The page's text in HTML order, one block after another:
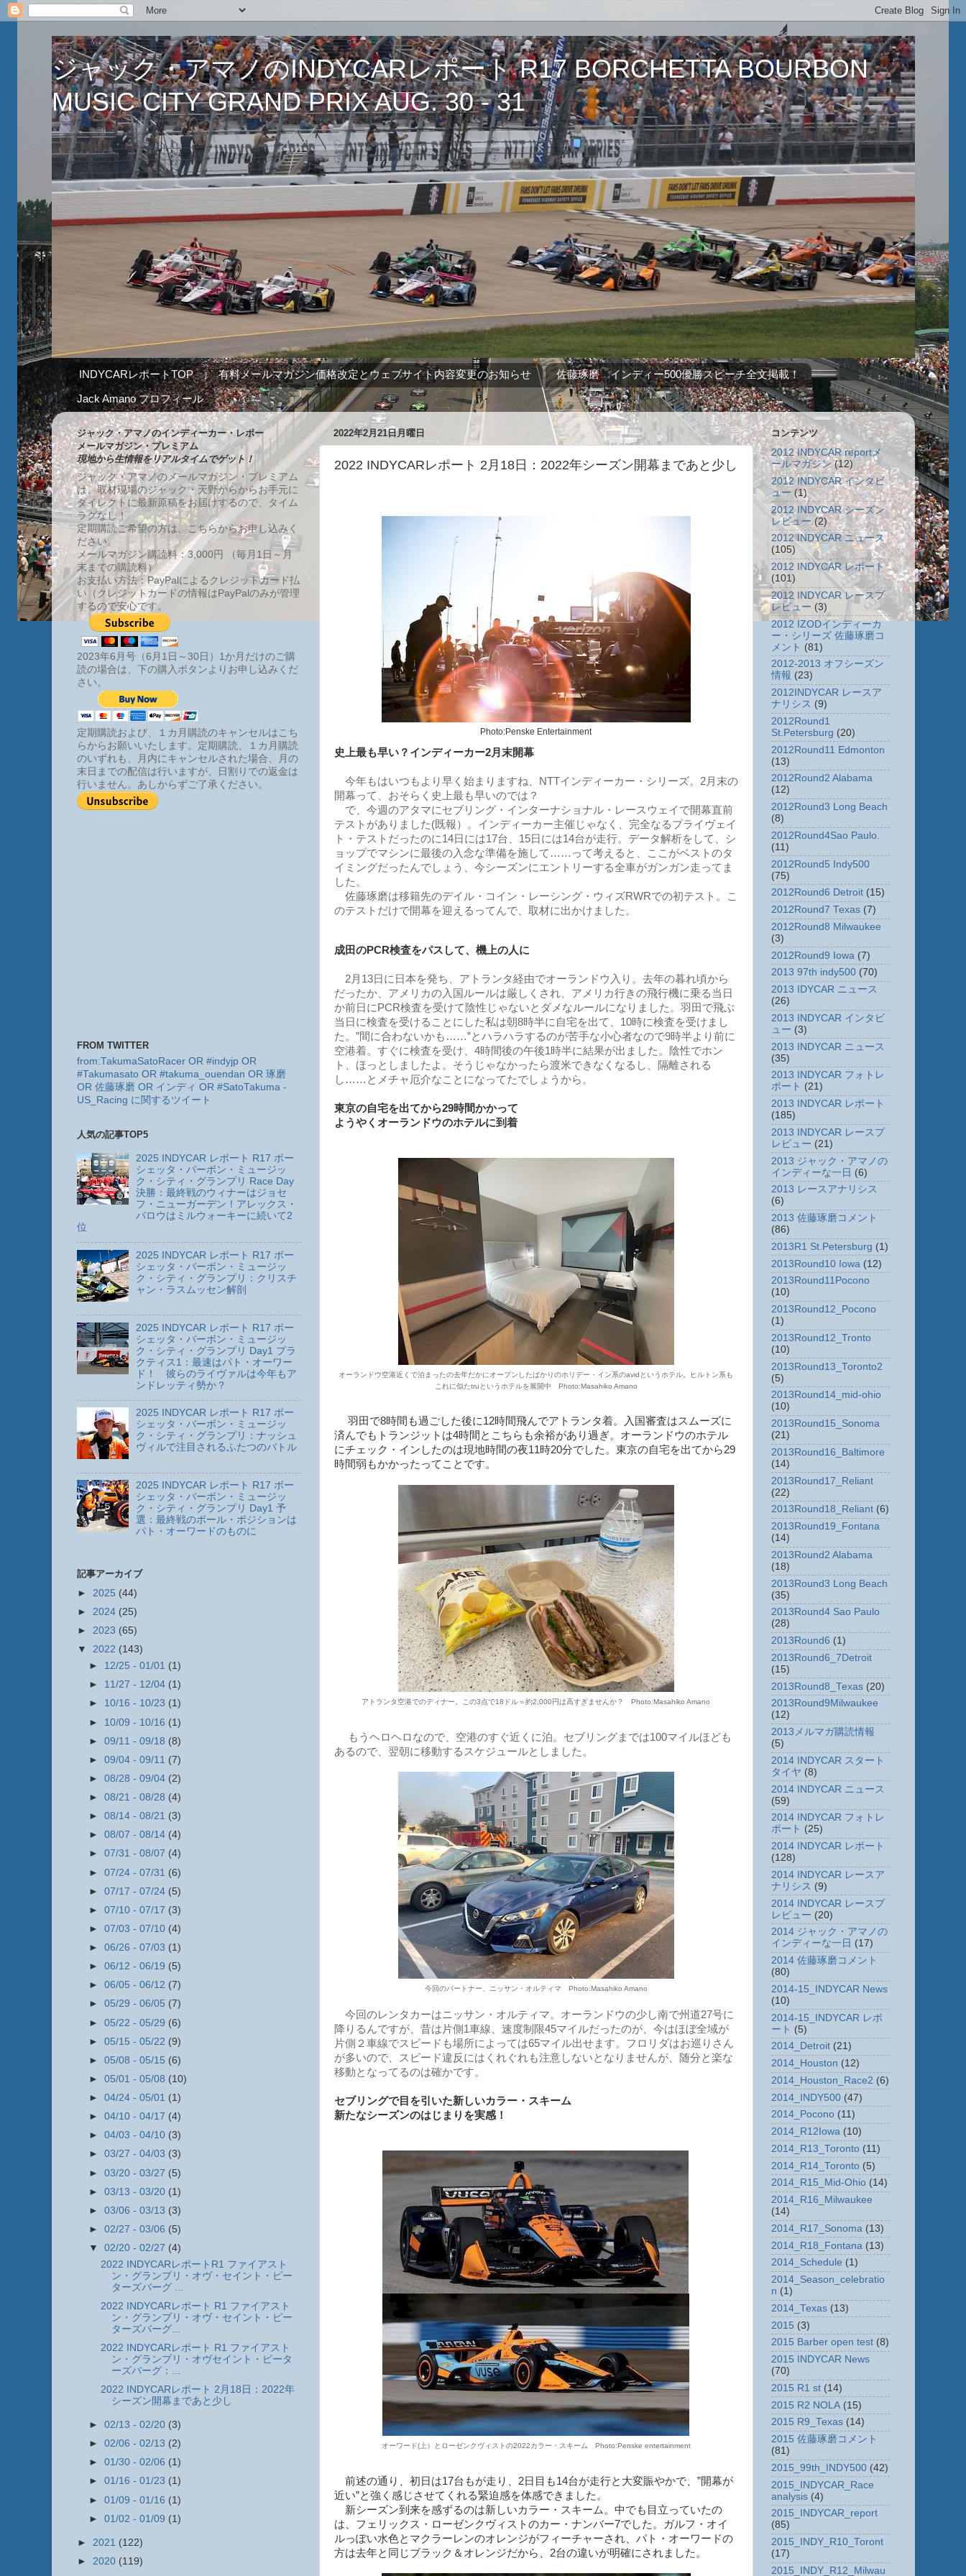
ジャック・アマノのINDYCARレポート R17 BORCHETTA BOURBON
MUSIC CITY GRAND PRIX AUG. 30 - 31
INDYCARレポートTOP 有料メールマガジン価格改定とウェブサイト内容変更のお知らせ
佐藤琢磨 インディー500優勝スピーチ全文掲載！
Jack Amano プロフィール
2022年2月21日月曜日
2022 INDYCARレポート 2月18日：2022年シーズン開幕まであと少し
Photo:Penske Entertainment
史上最も早い？インディーカー2月末開幕
今年もはいつもより早く始まりますね、NTTインディーカー・シリーズ。2月末の
開幕って、おそらく史上最も早いのでは？
で、今週のアタマにセブリング・インターナショナル・レースウェイで開幕直前
テストがありました(既報）。インディーカー主催じゃなく、完全なるプライヴェイ
ト・テストだったのに14日には17台、15日には14台が走行。データ解析をして、シ
ョップでマシンに最後の入念な準備を施して……って考えると、ここがベストのタ
イミングだったんでしょう、今シーズンにエントリーする全車がガンガン走ってま
した。
佐藤琢磨は移籍先のデイル・コイン・レーシング・ウィズRWRでの初テスト。こ
のテストだけで開幕を迎えるってんで、取材に出かけました。
成田のPCR検査をパスして、機上の人に
2月13日に日本を発ち、アトランタ経由でオーランドウ入り。去年の暮れ頃から
だったか、アメリカの入国ルールは厳しくされ、アメリカ行きの飛行機に乗る当日
か前日にPCR検査を受けて陰性じゃないとダメなルールになりました。羽田で飛ぶ
当日に検査を受けることにした私は朝8時半に自宅を出て、10時に検査を受けまし
た。”間に合わないかも……”とハラハラするのが苦手な小心者なので9時半より前に
空港着。すぐに検査を受け、4時間後の午後1時半に結果が出ました。陰性でホン
ト、ほっとしましたよ。そうじゃなかったら渡米できなくなるし、隔離される
し……とメチャ厄介なことになってたでしょうから。
東京の自宅を出てから29時間かかって
ようやくオーランドウのホテルに到着
オーランドウ空港近くで泊まったの去年だかにオープンしたばかりのホリデー・イン系のavidというホテル。ヒルトン系も
これに似たtruというホテルを展開中 Photo:Masahiko Amano
羽田で8時間も過ごした後に12時間飛んでアトランタ着。入国審査はスムーズに
済んでもトランジットは4時間とこちらも余裕があり過ぎ。オーランドウのホテル
にチェック・インしたのは現地時間の夜11時20分でした。東京の自宅を出てから29
時間弱もかかったってことです。
アトランタ空港でのディナー。この3点で18ドル＝約2,000円は高すぎませんか？ Photo:Masahiko Amano
もうヘロヘロなので、空港のすぐ近くに泊。セブリングまでは100マイルほども
あるので、翌朝に移動するスケジュールとしました。
今回のパートナー、ニッサン・オルティマ Photo:Masahiko Amano
今回のレンタカーはニッサン・オルティマ。オーランドウの少し南で州道27号に
降りるんですが、昔は片側1車線、速度制限45マイルだったのが、今はほぼ全域が
片側２車線でスピードも場所によっては65マイル出せます。フロリダはお巡りさん
が多いので、スピード違反にはくれぐれも注意しないとなりませんが、随分と楽な
移動となってるのは確かです。
セブリングで目を引いた新しいカラー・スキーム
新たなシーズンのはじまりを実感！
オーワード(上）とローゼンクヴィストの2022カラー・スキーム Photo:Penske entertainment
前述の通り、初日は17台もが走り、2日目も14台が走行と大変賑やかで、”開幕が
近い”と強く感じさせてくれる緊迫感を体感できました。
新シーズン到来を感ずるのは新しいカラー・スキーム。中でも目立っていたの
は、フェリックス・ローゼンクヴィストのカー・ナンバー7でした。ガルフ・オイ
ルっぽい水色とマクラーレンのオレンジがフィーチャーされ、パト・オーワードの
方は去年と同じブラック＆オレンジだから、2台の違いが明確にされました。
ジャック・アマノのインディーカー・レポー
メールマガジン・プレミアム
現地から生情報をリアルタイムでゲット！
ジャック・アマノのメールマガジン・プレミアム
は、取材現場のジャック・天野からからお手元に
ダイレクトに最新原稿をお届けするので、タイム
ラグなし！
定期購読ご希望の方は、こちらからお申し込みく
ださい。
メールマガジン購読料：3,000円 （毎月1日～月
末までの購読料）
お支払い方法：PayPalによるクレジットカード払
い（クレジットカードの情報はPayPalのみが管理
するので安心です。
2023年6月号（6月1日～30日）1か月だけのご購
読の場合は、下の購入ボタンよりお申し込みくだ
さい。
定期購読および、１カ月購読のキャンセルはこち
らからお願いいたします。定期購読、１カ月購読
のいずれも、月内にキャンセルされた場合、月の
末日までの配信は行いますが、日割りでの返金は
行いません。あしからずご了承ください。
FROM TWITTER
from:TakumaSatoRacer OR #indyjp OR
#Takumasato OR #takuma_ouendan OR 琢磨
OR 佐藤琢磨 OR インディ OR #SatoTakuma -
US_Racing に関するツイート
人気の記事TOP5
2025 INDYCAR レポート R17 ボー
シェッタ・バーボン・ミュージッ
ク・シティ・グランプリ Race Day
決勝：最終戦のウィナーはジョセ
フ・ニューガーデン！アレックス・
パロウはミルウォーキーに続いて2
位
2025 INDYCAR レポート R17 ボー
シェッタ・バーボン・ミュージッ
ク・シティ・グランプリ：クリスチ
ャン・ラスムッセン解剖
2025 INDYCAR レポート R17 ボー
シェッタ・バーボン・ミュージッ
ク・シティ・グランプリ Day1 プラ
クティス1：最速はパト・オーワー
ド！ 彼らのライヴァルは今年もア
ンドレッティ勢か？
2025 INDYCAR レポート R17 ボー
シェッタ・バーボン・ミュージッ
ク・シティ・グランプリ：ナッシュ
ヴィルで注目されるふたつのバトル
2025 INDYCAR レポート R17 ボー
シェッタ・バーボン・ミュージッ
ク・シティ・グランプリ Day1 予
選：最終戦のポール・ポジションは
パト・オーワードのものに
記事アーカイブ
► 2025 (44)
► 2024 (25)
► 2023 (65)
▼ 2022 (143)
► 12/25 - 01/01 (1)
► 11/27 - 12/04 (1)
► 10/16 - 10/23 (1)
► 10/09 - 10/16 (1)
► 09/11 - 09/18 (8)
► 09/04 - 09/11 (7)
► 08/28 - 09/04 (2)
► 08/21 - 08/28 (4)
► 08/14 - 08/21 (3)
► 08/07 - 08/14 (4)
► 07/31 - 08/07 (4)
► 07/24 - 07/31 (6)
► 07/17 - 07/24 (5)
► 07/10 - 07/17 (3)
► 07/03 - 07/10 (4)
► 06/26 - 07/03 (1)
► 06/12 - 06/19 (5)
► 06/05 - 06/12 (7)
► 05/29 - 06/05 (7)
► 05/22 - 05/29 (6)
► 05/15 - 05/22 (9)
► 05/08 - 05/15 (6)
► 05/01 - 05/08 (10)
► 04/24 - 05/01 (1)
► 04/10 - 04/17 (4)
► 04/03 - 04/10 (3)
► 03/27 - 04/03 (3)
► 03/20 - 03/27 (5)
► 03/13 - 03/20 (1)
► 03/06 - 03/13 (3)
► 02/27 - 03/06 (5)
▼ 02/20 - 02/27 (4)
2022 INDYCARレポートR1 ファイアスト
ン・グランプリ・オヴ・セイント・ピー
ターズバーグ ...
2022 INDYCARレポート R1 ファイアスト
ン・グランプリ・オヴ・セイント・ピー
ターズバーグ...
2022 INDYCARレポート R1 ファイアスト
ン・グランプリ・オヴセイント・ピータ
ーズバーグ：...
2022 INDYCARレポート 2月18日：2022年
シーズン開幕まであと少し
► 02/13 - 02/20 (3)
► 02/06 - 02/13 (2)
► 01/30 - 02/06 (1)
► 01/16 - 01/23 (1)
► 01/09 - 01/16 (1)
► 01/02 - 01/09 (1)
► 2021 (122)
► 2020 (119)
コンテンツ
2012 INDYCAR reportメ
ールマガジン (12)
2012 INDYCAR インタビ
ュー (1)
2012 INDYCAR シーズン
レビュー (2)
2012 INDYCAR ニュース
(105)
2012 INDYCAR レポート
(101)
2012 INDYCAR レースプ
レビュー (3)
2012 IZODインディーカ
ー・シリーズ 佐藤琢磨コ
メント (81)
2012-2013 オフシーズン
情報 (23)
2012INDYCAR レースア
ナリシス (9)
2012Round1
St.Petersburg (20)
2012Round11 Edmonton
(13)
2012Round2 Alabama
(12)
2012Round3 Long Beach
(8)
2012Round4Sao Paulo.
(11)
2012Round5 Indy500
(75)
2012Round6 Detroit (15)
2012Round7 Texas (7)
2012Round8 Milwaukee
(3)
2012Round9 Iowa (7)
2013 97th indy500 (70)
2013 IDYCAR ニュース
(26)
2013 INDYCAR インタビ
ュー (3)
2013 INDYCAR ニュース
(35)
2013 INDYCAR フォトレ
ポート (21)
2013 INDYCAR レポート
(185)
2013 INDYCAR レースプ
レビュー (21)
2013 ジャック・アマノの
インディーな一日 (6)
2013 レースアナリシス
(6)
2013 佐藤琢磨コメント
(86)
2013R1 St.Petersburg (1)
2013Round10 Iowa (12)
2013Round11Pocono
(10)
2013Round12_Pocono
(1)
2013Round12_Tronto
(10)
2013Round13_Toronto2
(5)
2013Round14_mid-ohio
(10)
2013Round15_Sonoma
(21)
2013Round16_Baltimore
(14)
2013Round17_Reliant
(22)
2013Round18_Reliant (6)
2013Round19_Fontana
(14)
2013Round2 Alabama
(18)
2013Round3 Long Beach
(35)
2013Round4 Sao Paulo
(28)
2013Round6 (1)
2013Round6_7Detroit
(15)
2013Round8_Texas (20)
2013Round9Milwaukee
(12)
2013メルマガ購読情報
(5)
2014 INDYCAR スタート
タイヤ (8)
2014 INDYCAR ニュース
(59)
2014 INDYCAR フォトレ
ポート (25)
2014 INDYCAR レポート
(128)
2014 INDYCAR レースア
ナリシス (9)
2014 INDYCAR レースプ
レビュー (20)
2014 ジャック・アマノの
インディーな一日 (17)
2014 佐藤琢磨コメント
(80)
2014-15_INDYCAR News
(10)
2014-15_INDYCAR レポ
ート (5)
2014_Detroit (21)
2014_Houston (12)
2014_Houston_Race2 (6)
2014_INDY500 (47)
2014_Pocono (11)
2014_R12Iowa (10)
2014_R13_Toronto (11)
2014_R14_Toronto (5)
2014_R15_Mid-Ohio (14)
2014_R16_Milwaukee
(14)
2014_R17_Sonoma (13)
2014_R18_Fontana (13)
2014_Schedule (1)
2014_Season_celebratio
n (1)
2014_Texas (13)
2015 (3)
2015 Barber open test (8)
2015 INDYCAR News
(70)
2015 R1 st (14)
2015 R2 NOLA (15)
2015 R9_Texas (14)
2015 佐藤琢磨コメント
(81)
2015_99th_INDY500 (42)
2015_INDYCAR_Race
analysis (4)
2015_INDYCAR_report
(85)
2015_INDY_R10_Toront
(17)
2015_INDY_R12_Milwau